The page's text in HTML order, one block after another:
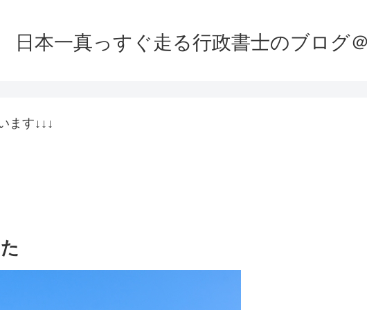
日本一真っすぐ走る行政書士のブログ
ます↓↓↓